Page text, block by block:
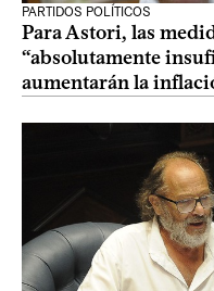
PARTIDOS POLÍTICOS
Para Astori, las
“absolutamente
aumentarán la